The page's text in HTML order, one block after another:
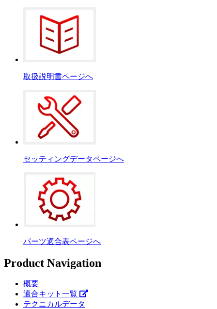
取扱説明書ページへ
セッティングデータページへ
パーツ適合表ページへ
Product Navigation
概要
適合キット一覧
テクニカルデータ